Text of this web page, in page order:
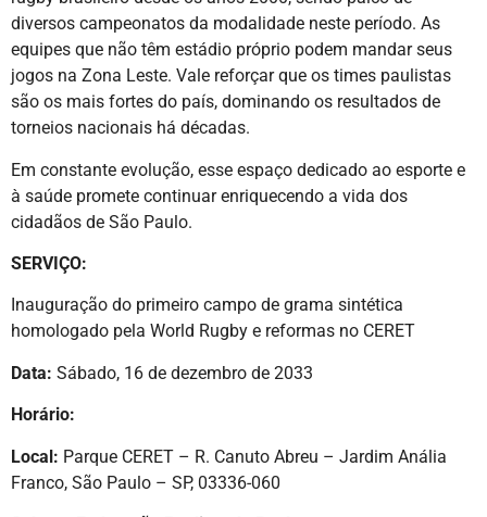
diversos campeonatos da modalidade neste período. As
equipes que não têm estádio próprio podem mandar seus
jogos na Zona Leste. Vale reforçar que os times paulistas
são os mais fortes do país, dominando os resultados de
torneios nacionais há décadas.
Em constante evolução, esse espaço dedicado ao esporte e
à saúde promete continuar enriquecendo a vida dos
cidadãos de São Paulo.
SERVIÇO:
Inauguração do primeiro campo de grama sintética
homologado pela World Rugby e reformas no CERET
Data: Sábado, 16 de dezembro de 2033
Horário:
Local: Parque CERET – R. Canuto Abreu – Jardim Anália
Franco, São Paulo – SP, 03336-060